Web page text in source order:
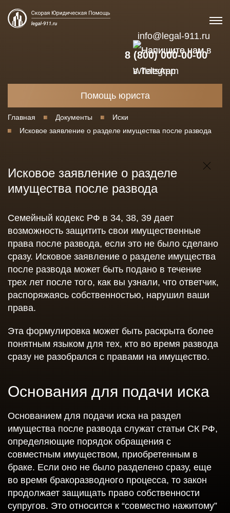
info@legal-911.ru
8 (800) 000-00-00
Помощь юриста
Главная Документы
Иски
Исковое заявление о разделе имущества после развода
Исковое заявление о разделе
имущества после развода
Семейный кодекс РФ в 34, 38, 39 дает
возможность защитить свои имущественные
права после развода, если это не было сделано
сразу. Исковое заявление о разделе имущества
после развода может быть подано в течение
трех лет после того, как вы узнали, что ответчик,
распоряжаясь собственностью, нарушил ваши
права.
Эта формулировка может быть раскрыта более
понятным языком для тех, кто во время развода
сразу не разобрался с правами на имущество.
Основания для подачи иска
Основанием для подачи иска на раздел
имущества после развода служат статьи СК РФ,
определяющие порядок обращения с
совместным имуществом, приобретенным в
браке. Если оно не было разделено сразу, еще
во время бракоразводного процесса, то закон
продолжает защищать право собственности
супругов. Это относится к “совместно нажитому”